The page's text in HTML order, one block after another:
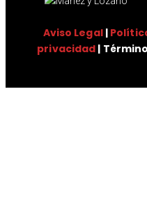
Aviso Legal|
privacidad |